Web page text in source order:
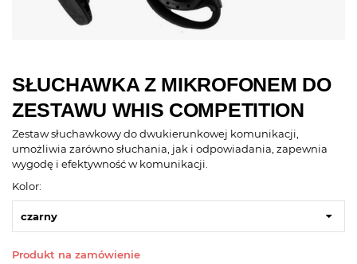
SŁUCHAWKA Z MIKROFONEM DO
ZESTAWU WHIS COMPETITION
Zestaw słuchawkowy do dwukierunkowej komunikacji,
umożliwia zarówno słuchania, jak i odpowiadania, zapewnia
wygodę i efektywność w komunikacji.
Kolor:
czarny
Produkt na zamówienie